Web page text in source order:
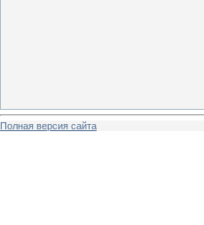
Полная версия сайта